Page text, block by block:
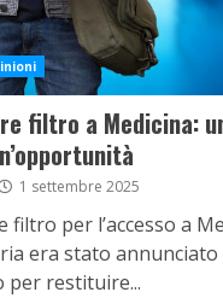
filtro a Medicina:
1 settembre 2025
filtro per l’accesso a
era stato annunciato
per restituire...